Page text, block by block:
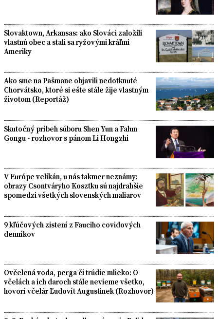
Slovaktown, Arkansas: ako Slováci založili
vlastnú obec a stali sa ryžovými kráľmi
Ameriky
Ako sme na Pašmane objavili nedotknuté
Chorvátsko, ktoré si ešte stále žije vlastným
životom (Reportáž)
Skutočný príbeh súboru Shen Yun a Falun
Gongu - rozhovor s pánom Li Hongzhi
V Európe velikán, u nás takmer neznámy:
obrazy Csontváryho Kosztku sú najdrahšie
spomedzi všetkých slovenských maliarov
9 kľúčových zistení z Fauciho covidových
denníkov
Ovčelená voda, perga či trúdie mlieko: O
včelách a ich daroch stále nevieme všetko,
hovorí včelár Ľudovít Augustinek (Rozhovor)